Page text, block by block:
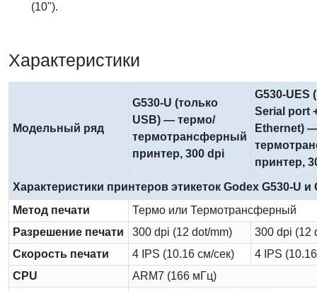
(10").
Характеристики
Модельный ряд
G530-U (только
USB) — термо/
термотрансферный
принтер, 300 dpi
G530-UES
Serial port
Ethernet)
принтер,
Характеристики принтеров этикеток Godex G530-U и
Метод печати
Термо или Термотрансферный
Разрешение печати
300 dpi (12 dot/mm)
300 dpi (12
Скорость печати
4 IPS (10.16 см/сек)
4 IPS
CPU
ARM7 (166 мГц)